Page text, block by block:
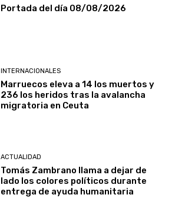
Portada del día 08/08/2026
INTERNACIONALES
Marruecos eleva a 14 los muertos y
236 los heridos tras la avalancha
migratoria en Ceuta
ACTUALIDAD
Tomás Zambrano llama a dejar de
lado los colores políticos durante
entrega de ayuda humanitaria